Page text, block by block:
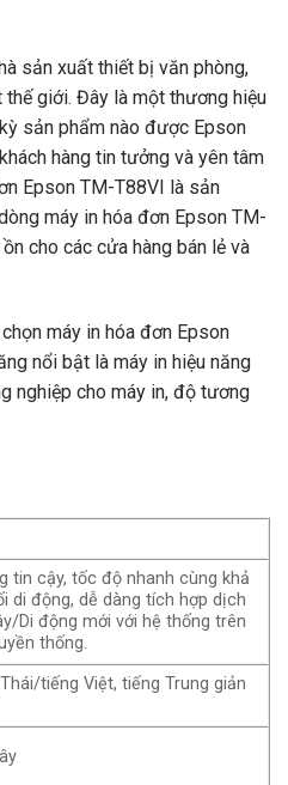
sản xuất thiết bị văn phòng,
giới. Đây là một thương hiệu
sản phẩm nào được Epson
hàng tin tưởng và yên tâm
Epson TM-T88VI là sản
máy in hóa đơn Epson TM-
cho các cửa hàng bán lẻ và
máy in hóa đơn Epson
nổi bật là máy in hiệu năng
nghiệp cho máy in, độ tương
tin cậy, tốc độ nhanh cùng khả
di động, dễ dàng tích hợp dịch
Di động mới với hệ thống trên
thống.
tiếng Việt, tiếng Trung giản